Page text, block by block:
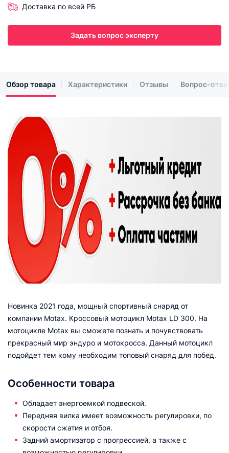
Доставка по всей РБ
Задать вопрос эксперту
Обзор товара Характеристики Отзывы Вопрос-
Новинка 2021 года, мощный спортивный снаряд от
компании Motax. Кроссовый мотоцикл Motax LD 300. На
мотоцикле Motax вы сможете познать и почувствовать
прекрасный мир эндуро и мотокросса. Данный мотоцикл
подойдет тем кому необходим топовый снаряд для побед.
Особенности товара
Обладает энергоемкой подвеской.
Передняя вилка имеет возможность регулировки, по
скорости сжатия и отбоя.
Задний амортизатор с прогрессией, а также с